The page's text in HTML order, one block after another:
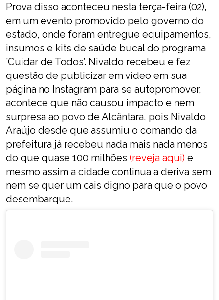
Prova disso aconteceu nesta terça-feira (02),
em um evento promovido pelo governo do
estado, onde foram entregue equipamentos,
insumos e kits de saúde bucal do programa
’Cuidar de Todos’. Nivaldo recebeu e fez
questão de publicizar em vídeo em sua
página no Instagram para se autopromover,
acontece que não causou impacto e nem
surpresa ao povo de Alcântara, pois Nivaldo
Araújo desde que assumiu o comando da
prefeitura já recebeu nada mais nada menos
do que quase 100 milhões (reveja aqui) e
mesmo assim a cidade continua a deriva sem
nem se quer um cais digno para que o povo
desembarque.